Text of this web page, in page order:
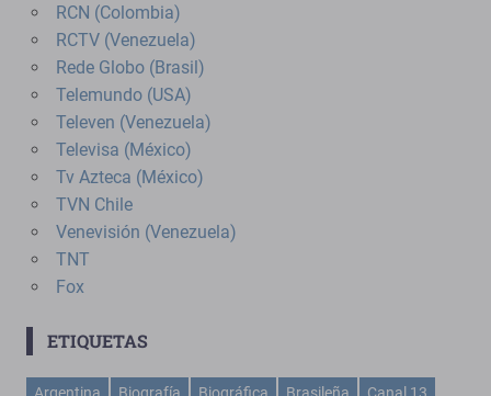
RCN (Colombia)
RCTV (Venezuela)
Rede Globo (Brasil)
Telemundo (USA)
Televen (Venezuela)
Televisa (México)
Tv Azteca (México)
TVN Chile
Venevisión (Venezuela)
TNT
Fox
ETIQUETAS
Argentina Biografía Biográfica Brasileña Canal 13